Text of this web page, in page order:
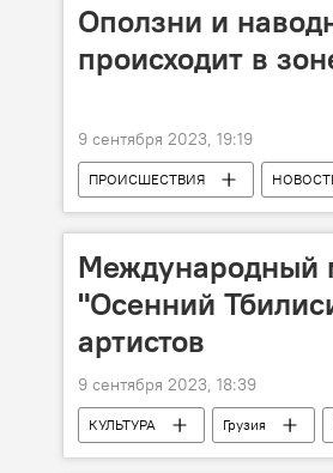
Оползни и
происходит в
9 сентября 2023, 19:19
ПРОИСШЕСТВИЯ
Гурия
Международный
"Осенний
артистов
9 сентября 2023, 18:39
КУЛЬТУРА Грузия
Георгий Челидзе